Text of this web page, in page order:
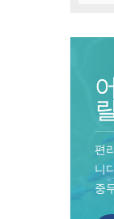
편
니
중